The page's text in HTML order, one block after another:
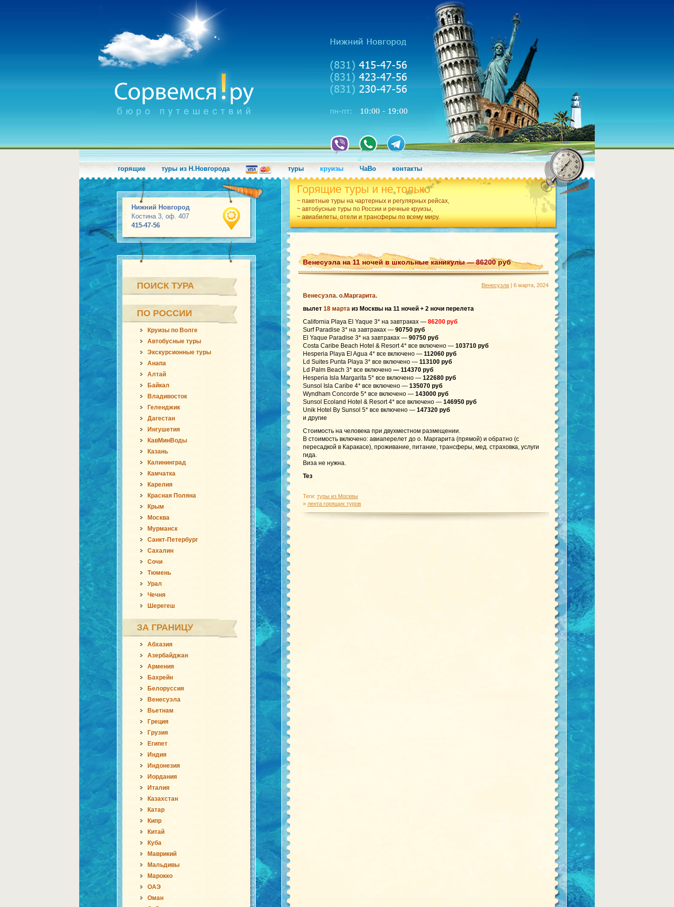
горящие туры из Н.Новгорода туры круизы ЧаВо контакты
Нижний Новгород
Костина 3, оф. 407
415-47-56
Горящие туры и не только
~ пакетные туры на чартерных и регулярных рейсах,
~ автобусные туры по России и речные круизы,
~ авиабилеты, отели и трансферы по всему миру.
ПОИСК ТУРА
ПО РОССИИ
Круизы по Волге
Автобусные туры
Экскурсионные туры
Анапа
Алтай
Байкал
Владивосток
Геленджик
Дагестан
Ингушетия
КавМинВоды
Казань
Калининград
Камчатка
Карелия
Красная Поляна
Крым
Москва
Мурманск
Санкт-Петербург
Сахалин
Сочи
Тюмень
Урал
Чечня
Шерегеш
ЗА ГРАНИЦУ
Абхазия
Азербайджан
Армения
Бахрейн
Белоруссия
Венесуэла
Вьетнам
Греция
Грузия
Египет
Индия
Индонезия
Иордания
Италия
Казахстан
Катар
Кипр
Китай
Куба
Маврикий
Мальдивы
Марокко
ОАЭ
Оман
Венесуэла на 11 ночей в школьные каникулы — 86200 руб
Венесуэла | 6 марта, 2024
Венесуэла. о.Маргарита.
вылет 18 марта из Москвы на 11 ночей + 2 ночи перелета
California Playa El Yaque 3* на завтраках — 86200 руб
Surf Paradise 3* на завтраках — 90750 руб
El Yaque Paradise 3* на завтраках — 90750 руб
Costa Caribe Beach Hotel & Resort 4* все включено — 103710 руб
Hesperia Playa El Agua 4* все включено — 112060 руб
Ld Suites Punta Playa 3* все включено — 113100 руб
Ld Palm Beach 3* все включено — 114370 руб
Hesperia Isla Margarita 5* все включено — 122680 руб
Sunsol Isla Caribe 4* все включено — 135070 руб
Wyndham Concorde 5* все включено — 143000 руб
Sunsol Ecoland Hotel & Resort 4* все включено — 146950 руб
Unik Hotel By Sunsol 5* все включено — 147320 руб
и другие
Стоимость на человека при двухместном размещении.
В стоимость включено: авиаперелет до о. Маргарита (прямой) и обратно (с
пересадкой в Каракасе), проживание, питание, трансферы, мед. страховка, услуги
гида.
Виза не нужна.
Тез
Теги: туры из Москвы
» лента горящих туров